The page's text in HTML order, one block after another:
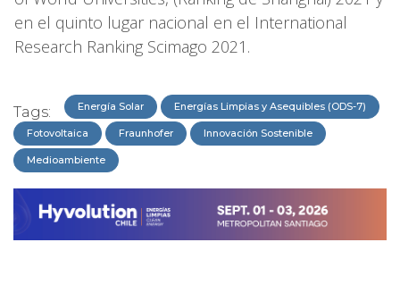
en el quinto lugar nacional en el International
Research Ranking Scimago 2021.
Tags: Energía Solar Energías Limpias y Asequibles (ODS-7)
Fotovoltaica Fraunhofer Innovación Sostenible
Medioambiente